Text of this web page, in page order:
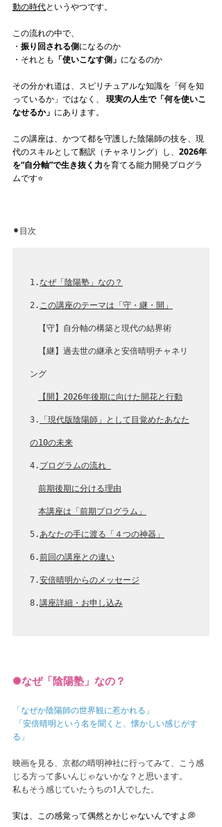
動の時代というやつです。
この流れの中で、
・ 振り回される側になるのか
・それとも 「使いこなす側」 になるのか
その分かれ道は、スピリチュアルな知識を「何を知
っているか」ではなく、 現実の人生で「何を使いこ
なせるか」 にあります。
この講座は、かつて都を守護した陰陽師の技を、現
代のスキルとして翻訳（チャネリング）し、 2026年
を“自分軸”で生き抜く力を育てる能力開発プログラ
ムです⭐️
⚫︎目次
1.なぜ「陰陽塾」なの？
2. この講座のテーマは「守・継・開」
【守】自分軸の構築と現代の結界術
【継】過去世の継承と安倍晴明チャネリ
ング
【開】2026年後期に向けた開花と行動
3. 「現代版陰陽師」として目覚めたあなた
の10の未来
4. プログラムの流れ
前期後期に分ける理由
本講座は「前期プログラム」
5.あなたの手に渡る「４つの神器」
6.前回の講座との違い
7.安倍晴明からのメッセージ
8.講座詳細・お申し込み
✺なぜ「陰陽塾」なの？
「なぜか陰陽師の世界観に惹かれる」
る」
映画を見る、京都の晴明神社に行ってみて、こう感
じる方って多いんじゃないかな？と思います。
私もそう感じていたうちの1人でした。
実は、この感覚って偶然とかじゃないんですよ💭